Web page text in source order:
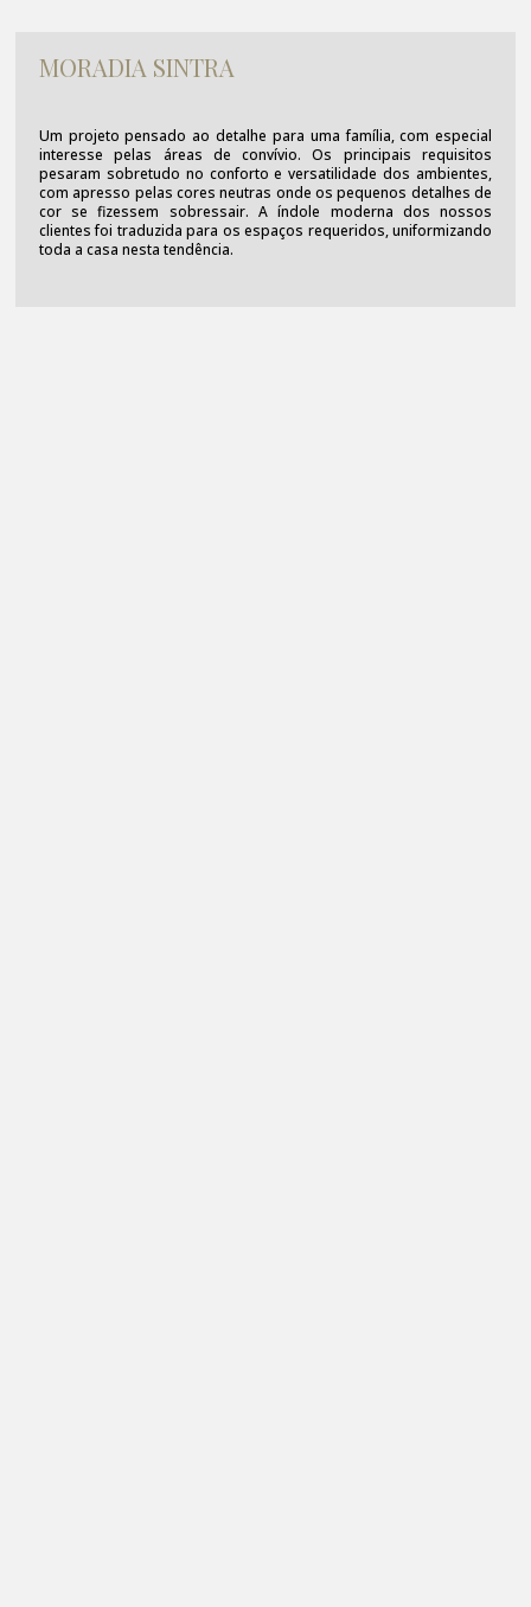
MORADIA SINTRA
Um projeto pensado ao detalhe para uma família, com especial
interesse pelas áreas de convívio. Os principais requisitos
pesaram sobretudo no conforto e versatilidade dos ambientes,
com apresso pelas cores neutras onde os pequenos detalhes de
cor se fizessem sobressair. A índole moderna dos nossos
clientes foi traduzida para os espaços requeridos, uniformizando
toda a casa nesta tendência.